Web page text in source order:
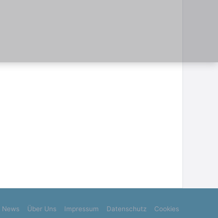
News Über Uns Impressum Datenschutz Cookies